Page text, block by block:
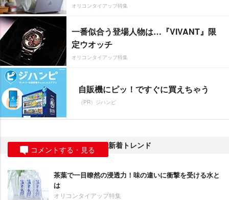
オリコンタイアップ特集
一番似合う登場人物は…『VIVANT』限
定ウオッチ
オリコンタイアップ特集
自販機にピッ！ですぐに買えちゃう
（PR）ジハンピ
コメントする・見る 新着トレンド
茶葉で一目瞭然の浸透力！味の違いに衝撃を受ける水と
は
オリコンタイアップ特集